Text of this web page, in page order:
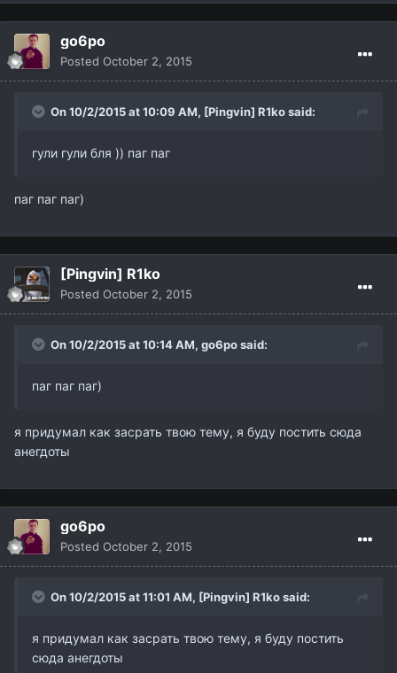
go6po
Posted October 2, 2015
On 10/2/2015 at 10:09 AM, [Pingvin] R1kosaid:
гули гули бля )) паг паг
паг паг паг)
[Pingvin] R1ko
Posted October 2, 2015
On 10/2/2015 at 10:14 AM, go6posaid:
паг паг паг)
я придумал как засрать твою тему, я буду постить сюда
анегдоты
go6po
Posted October 2, 2015
On 10/2/2015 at 11:01 AM, [Pingvin] R1kosaid:
я придумал как засрать твою тему, я буду постить
сюда анегдоты